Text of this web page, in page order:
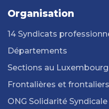
Organisation
14 Syndicats
Départements
Sections au Luxembourg
Frontalières et frontaliers
ONG Solidarité Syndicale